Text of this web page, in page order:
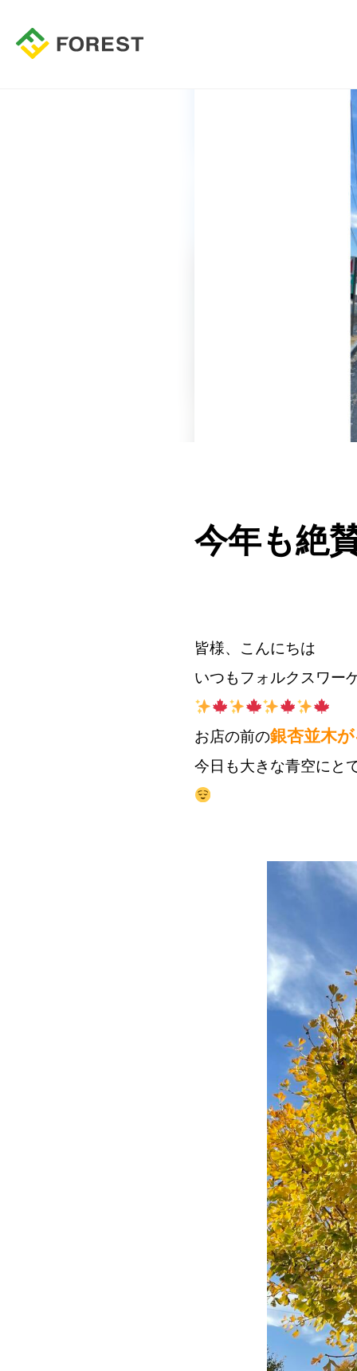
今年も絶
皆様、こんにちは
いつもフォルクスワー
お店の前の銀杏並木
今日も大きな青空にと